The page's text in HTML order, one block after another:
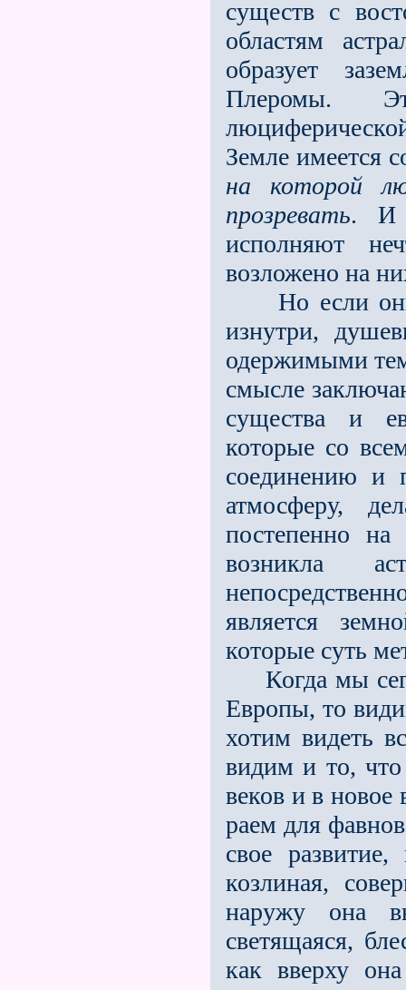
существ с
областям
образует
Плеромы.
Земле имеется
на которой
прозревать. И
исполняют
возложено на
Но если они
изнутри,
одержимыми
смысле
существа и
которые со
соединению и
атмосферу,
постепенно
возникла
является
которые суть
Когда мы
Европы, то
хотим видеть
видим и то,
веков и в новое
раем для
свое
козлиная,
наружу она
светящаяся,
как вверху